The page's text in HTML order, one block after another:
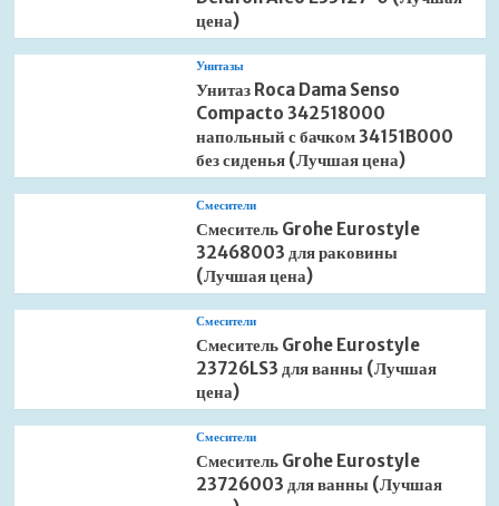
цена)
Унитазы
Унитаз Roca Dama Senso
Compacto 342518000
напольный с бачком 34151B000
без сиденья (Лучшая цена)
Смесители
Смеситель Grohe Eurostyle
32468003 для раковины
(Лучшая цена)
Смесители
Смеситель Grohe Eurostyle
23726LS3 для ванны (Лучшая
цена)
Смесители
Смеситель Grohe Eurostyle
23726003 для ванны (Лучшая